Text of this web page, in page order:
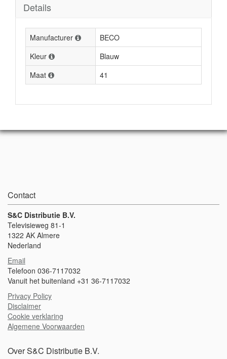
Details
Manufacturer
BECO
Kleur
Blauw
Maat
41
Contact
S&C Distributie B.V.
Televisieweg 81-1
1322 AK Almere
Nederland
Email
Telefoon 036-7117032
Vanuit het buitenland +31 36-7117032
Privacy Policy
Disclaimer
Cookie verklaring
Algemene Voorwaarden
Over S&C Distributie B.V.